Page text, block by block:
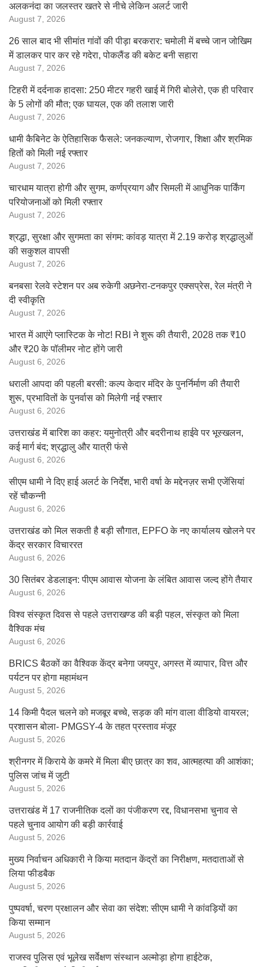
अलकनंदा का जलस्तर खतरे से नीचे लेकिन अलर्ट जारी
August 7, 2026
26 साल बाद भी सीमांत गांवों की पीड़ा बरकरार: चमोली में बच्चे जान जोखिम
में डालकर पार कर रहे गदेरा, पोकलैंड की बकेट बनी सहारा
August 7, 2026
टिहरी में दर्दनाक हादसा: 250 मीटर गहरी खाई में गिरी बोलेरो, एक ही परिवार
के 5 लोगों की मौत; एक घायल, एक की तलाश जारी
August 7, 2026
धामी कैबिनेट के ऐतिहासिक फैसले: जनकल्याण, रोजगार, शिक्षा और श्रमिक
हितों को मिली नई रफ्तार
August 7, 2026
चारधाम यात्रा होगी और सुगम, कर्णप्रयाग और सिमली में आधुनिक पार्किंग
परियोजनाओं को मिली रफ्तार
August 7, 2026
श्रद्धा, सुरक्षा और सुगमता का संगम: कांवड़ यात्रा में 2.19 करोड़ श्रद्धालुओं
की सकुशल वापसी
August 7, 2026
बनबसा रेलवे स्टेशन पर अब रुकेगी अछनेरा-टनकपुर एक्सप्रेस, रेल मंत्री ने
दी स्वीकृति
August 7, 2026
भारत में आएंगे प्लास्टिक के नोट! RBI ने शुरू की तैयारी, 2028 तक ₹10
और ₹20 के पॉलीमर नोट होंगे जारी
August 6, 2026
धराली आपदा की पहली बरसी: कल्प केदार मंदिर के पुनर्निर्माण की तैयारी
शुरू, प्रभावितों के पुनर्वास को मिलेगी नई रफ्तार
August 6, 2026
उत्तराखंड में बारिश का कहर: यमुनोत्री और बदरीनाथ हाईवे पर भूस्खलन,
कई मार्ग बंद; श्रद्धालु और यात्री फंसे
August 6, 2026
सीएम धामी ने दिए हाई अलर्ट के निर्देश, भारी वर्षा के मद्देनज़र सभी एजेंसियां
रहें चौकन्नी
August 6, 2026
उत्तराखंड को मिल सकती है बड़ी सौगात, EPFO के नए कार्यालय खोलने पर
केंद्र सरकार विचाररत
August 6, 2026
30 सितंबर डेडलाइन: पीएम आवास योजना के लंबित आवास जल्द होंगे तैयार
August 6, 2026
विश्व संस्कृत दिवस से पहले उत्तराखण्ड की बड़ी पहल, संस्कृत को मिला
वैश्विक मंच
August 6, 2026
BRICS बैठकों का वैश्विक केंद्र बनेगा जयपुर, अगस्त में व्यापार, वित्त और
पर्यटन पर होगा महामंथन
August 5, 2026
14 किमी पैदल चलने को मजबूर बच्चे, सड़क की मांग वाला वीडियो वायरल;
प्रशासन बोला- PMGSY-4 के तहत प्रस्ताव मंजूर
August 5, 2026
श्रीनगर में किराये के कमरे में मिला बीए छात्र का शव, आत्महत्या की आशंका;
पुलिस जांच में जुटी
August 5, 2026
उत्तराखंड में 17 राजनीतिक दलों का पंजीकरण रद्द, विधानसभा चुनाव से
पहले चुनाव आयोग की बड़ी कार्रवाई
August 5, 2026
मुख्य निर्वाचन अधिकारी ने किया मतदान केंद्रों का निरीक्षण, मतदाताओं से
लिया फीडबैक
August 5, 2026
पुष्पवर्षा, चरण प्रक्षालन और सेवा का संदेश: सीएम धामी ने कांवड़ियों का
किया सम्मान
August 5, 2026
राजस्व पुलिस एवं भूलेख सर्वेक्षण संस्थान अल्मोड़ा होगा हाईटेक,